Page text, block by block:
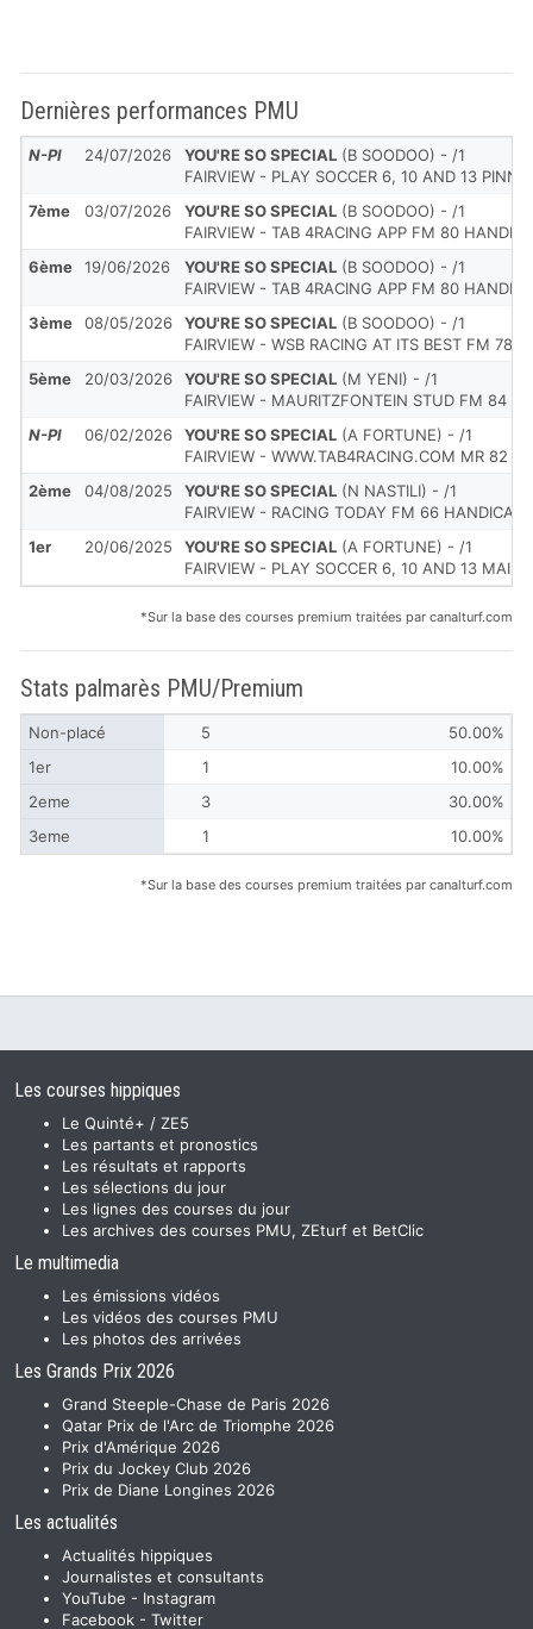
Dernières performances PMU
N-Pl 24/07/2026 YOU'RE SO SPECIAL (B SOODOO) - /1
FAIRVIEW - PLAY SOCCER 6, 10 AND 13
7ème
03/07/2026 YOU'RE SO SPECIAL (B SOODOO) - /1
FAIRVIEW - TAB 4RACING APP FM 80
6ème
19/06/2026 YOU'RE SO SPECIAL (B SOODOO) - /1
FAIRVIEW - TAB 4RACING APP FM 80
3ème
08/05/2026 YOU'RE SO SPECIAL (B SOODOO) - /1
FAIRVIEW - WSB RACING AT ITS BEST FM 78
5ème
20/03/2026 YOU'RE SO SPECIAL (M YENI) - /1
FAIRVIEW - MAURITZFONTEIN STUD FM 84
N-Pl
06/02/2026 YOU'RE SO SPECIAL (A FORTUNE) - /1
FAIRVIEW - WWW.TAB4RACING.COM MR 82
2ème
04/08/2025 YOU'RE SO SPECIAL (N NASTILI) - /1
FAIRVIEW - RACING TODAY FM 66 HANDICAP
1er
20/06/2025 YOU'RE SO SPECIAL (A FORTUNE) - /1
FAIRVIEW - PLAY SOCCER 6, 10 AND 13
*Sur la base des courses premium traitées par canalturf.com
Stats palmarès PMU/Premium
Non-placé 5
50.00%
1er
1
10.00%
2eme
3
30.00%
3eme
1 10.00%
*Sur la base des courses premium traitées par canalturf.com
Les courses hippiques
Le Quinté+ / ZE5
Les partants et pronostics
Les résultats et rapports
Les sélections du jour
Les lignes des courses du jour
Les archives des courses PMU, ZEturf et BetClic
Le multimedia
Les émissions vidéos
Les vidéos des courses PMU
Les photos des arrivées
Les Grands Prix 2026
Grand Steeple-Chase de Paris 2026
Qatar Prix de l'Arc de Triomphe 2026
Prix d'Amérique 2026
Prix du Jockey Club 2026
Prix de Diane Longines 2026
Les actualités
Actualités hippiques
Journalistes et consultants
YouTube - Instagram
Facebook - Twitter